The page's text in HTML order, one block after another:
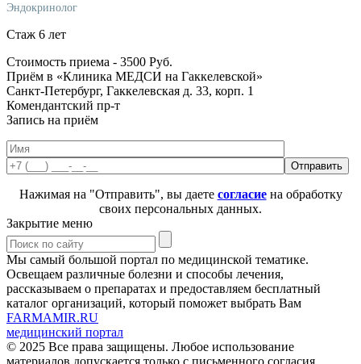
Эндокринолог
Стаж 6 лет
Стоимость приема - 3500 Руб.
Приём в «Клиника МЕДСИ на Гаккелевской»
Санкт-Петербург, Гаккелевская д. 33, корп. 1
Комендантский пр-т
Запись на приём
Нажимая на "Отправить", вы даете согласиена обработку
своих персональных данных.
Закрытие меню
Мы самый большой портал по медицинской тематике.
Освещаем различные болезни и способы лечения,
рассказываем о препаратах и предоставляем бесплатный
каталог организаций, который поможет выбрать Вам
FARMAMIR.RU
медицинский портал
© 2025 Все права защищены. Любое использование
материалов допускается только с письменного согласия